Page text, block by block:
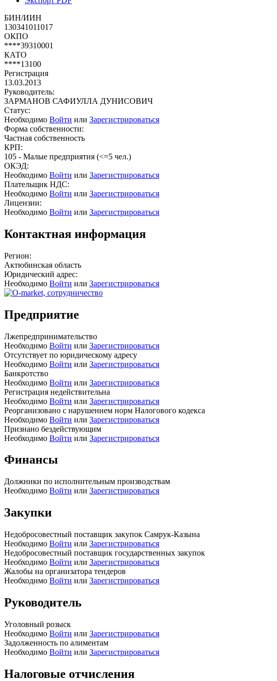
БИН/ИИН
130341011017
ОКПО
****39310001
КАТО
****13100
Регистрация
13.03.2013
Руководитель:
ЗАРМАНОВ САФИУЛЛА ДУНИСОВИЧ
Статус:
Необходимо Войти или Зарегистрироваться
Форма собственности:
Частная собственность
КРП:
105 - Малые предприятия (<=5 чел.)
ОКЭД:
Необходимо Войти или Зарегистрироваться
Плательщик НДС:
Необходимо Войти или Зарегистрироваться
Лицензии:
Необходимо Войти или Зарегистрироваться
Контактная информация
Регион:
Актюбинская область
Юридический адрес:
Необходимо Войти или Зарегистрироваться
Предприятие
Лжепредпринимательство
Необходимо Войти или Зарегистрироваться
Отсутствует по юридическому адресу
Необходимо Войти или Зарегистрироваться
Банкротство
Необходимо Войти или Зарегистрироваться
Регистрация недействительна
Необходимо Войти или Зарегистрироваться
Реорганизовано с нарушением норм Налогового кодекса
Необходимо Войти или Зарегистрироваться
Признано бездействующим
Необходимо Войти или Зарегистрироваться
Финансы
Должники по исполнительным производствам
Необходимо Войти или Зарегистрироваться
Закупки
Недобросовестный поставщик закупок Самрук-Казына
Необходимо Войти или Зарегистрироваться
Недобросовестный поставщик государственных закупок
Необходимо Войти или Зарегистрироваться
Жалобы на организатора тендеров
Необходимо Войти или Зарегистрироваться
Руководитель
Уголовный розыск
Необходимо Войти или Зарегистрироваться
Задолженность по алиментам
Необходимо Войти или Зарегистрироваться
Налоговые отчисления